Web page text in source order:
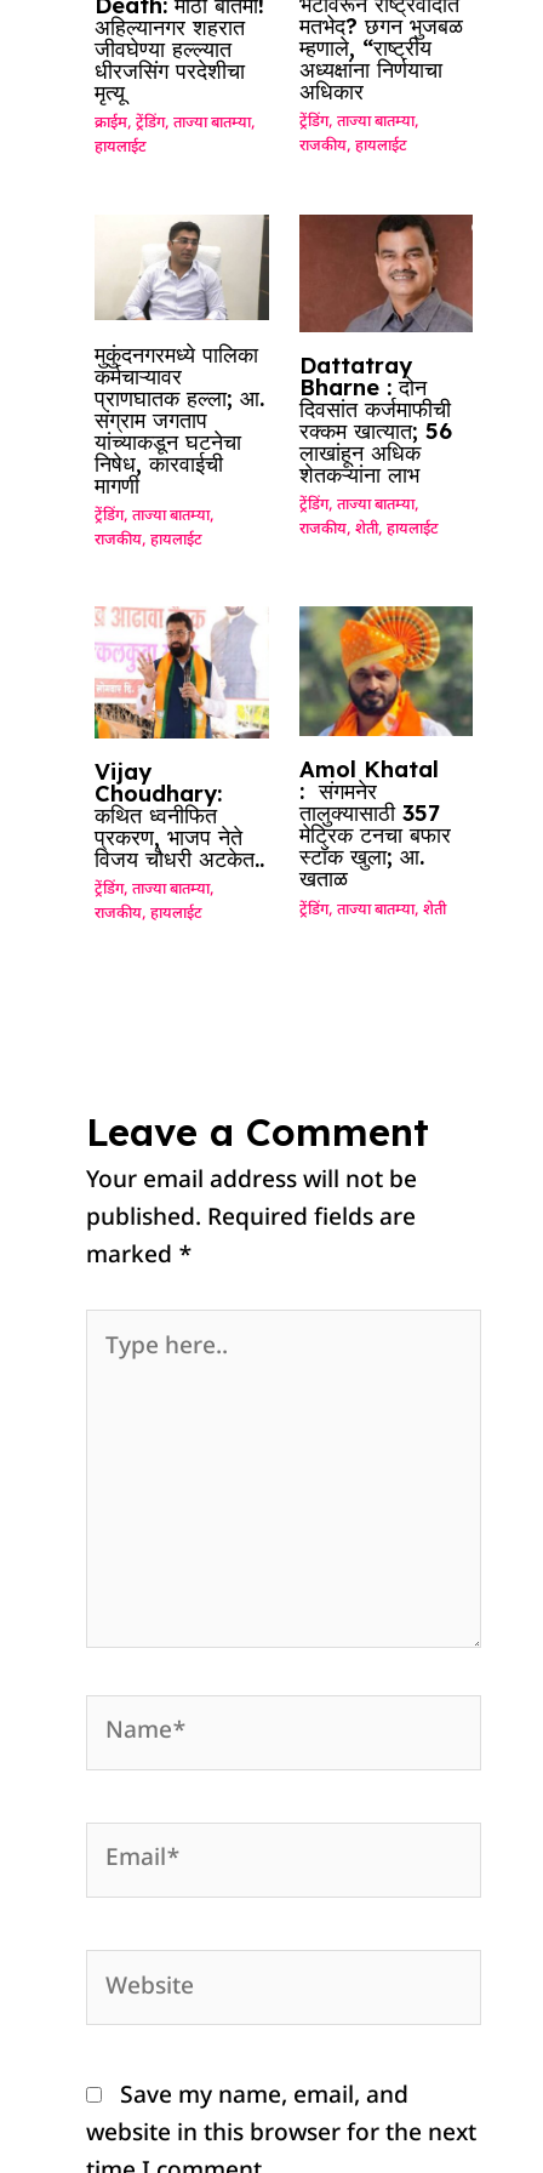
अहिल्यानगर शहरात
जीवघेण्या हल्ल्यात
धीरजसिंग परदेशीचा
मृत्यू
क्राईम,ट्रेंडिंग,ताज्या बातम्या,
हायलाईट
मतभेद? छगन भुजबळ
म्हणाले, “राष्ट्रीय
अध्यक्षांना निर्णयाचा
अधिकार
ट्रेंडिंग, ताज्या बातम्या,
राजकीय, हायलाईट
मुकुंदनगरमध्ये पालिका
कर्मचाऱ्यावर
प्राणघातक हल्ला; आ.
संग्राम जगताप
यांच्याकडून घटनेचा
निषेध, कारवाईची
मागणी
ट्रेंडिंग,ताज्या बातम्या,
राजकीय,हायलाईट
Dattatray
Bharne : दोन
दिवसांत कर्जमाफीची
रक्कम खात्यात; 56
लाखांहून अधिक
शेतकऱ्यांना लाभ
ट्रेंडिंग, ताज्या बातम्या,
राजकीय, शेती, हायलाईट
Vijay
Choudhary:
कथित ध्वनीफित
प्रकरण, भाजप नेते
विजय चौधरी अटकेत..
ट्रेंडिंग,ताज्या बातम्या,
राजकीय,हायलाईट
Amol Khatal
: संगमनेर
तालुक्यासाठी 357
मेट्रिक टनचा बफार
स्टॉक खुला; आ.
खताळ
ट्रेंडिंग, ताज्या बातम्या, शेती
Leave a Comment
Your email address will not be
published. Required fields are
marked *
here..
Email*
Website
Save my name, email, and
website in this browser for the next